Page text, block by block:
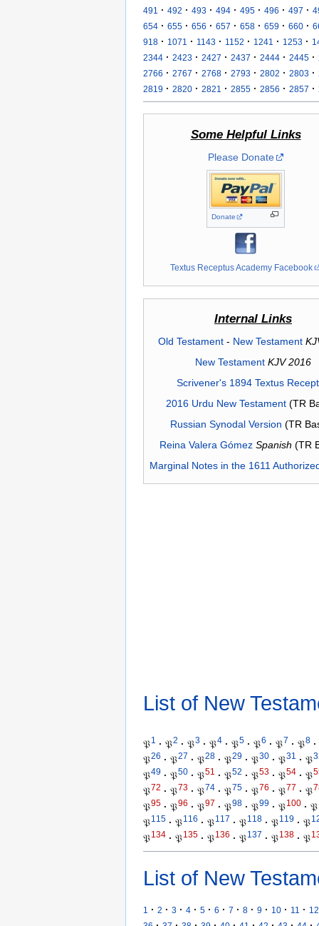
491 · 492 · 493 · 494 · 495 · 496 · 497 ·
654 · 655 · 656 · 657 · 658 · 659 · 660 ·
918 · 1071 · 1143 · 1152 · 1241 · 1253 ·
2344 · 2423 · 2427 · 2437 · 2444 · 2445 ·
2766 · 2767 · 2768 · 2793 · 2802 · 2803 ·
2819 · 2820 · 2821 · 2855 · 2856 · 2857 ·
Some Helpful Links
Please Donate
Donate
Textus Receptus Academy Facebook
Internal Links
Old Testament- New Testament
New Testament KJV 2016
Scrivener's 1894 Textus
2016 Urdu New Testament(TR
Russian Synodal Version (TR
Reina Valera Gómez Spanish (TR
Marginal Notes in the 1611
List of New
𝔓1 · 𝔓2 · 𝔓3 · 𝔓4 · 𝔓5 · 𝔓6 · 𝔓7 · 𝔓8 ·
𝔓26 · 𝔓27 · 𝔓28 · 𝔓29 · 𝔓30 · 𝔓31 · 𝔓
𝔓49 · 𝔓50 · 𝔓51 · 𝔓52 · 𝔓53 · 𝔓54 · 𝔓
𝔓72 · 𝔓73 · 𝔓74 · 𝔓75 · 𝔓76 · 𝔓77 · 𝔓
𝔓95 · 𝔓96 · 𝔓97 · 𝔓98 · 𝔓99 · 𝔓100 · 𝔓
𝔓115 · 𝔓116 · 𝔓117 · 𝔓118 · 𝔓119 · 𝔓
𝔓134 · 𝔓135 · 𝔓136 · 𝔓137 · 𝔓138 · 𝔓
List of New
1 · 2 · 3 · 4 · 5 · 6 · 7 · 8 · 9 · 10 · 11 · 12